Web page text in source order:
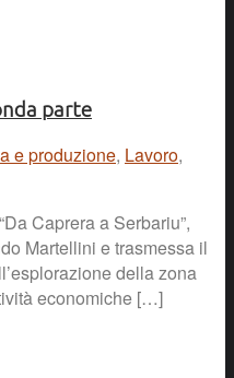
parte
e produzione, Lavoro,
Caprera a Serbariu”,
Martellini e trasmessa il
della zona
economiche […]